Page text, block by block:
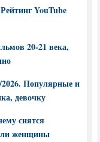
YouTube
20-21 века,
Популярные и
девочку
снятся
женщины